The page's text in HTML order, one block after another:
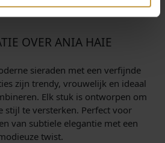
OVER ANIA HAIE
sieraden met een verfijnde
zijn trendy, vrouwelijk en ideaal
Elk stuk is ontworpen om
stijl te versterken. Perfect voor
van subtiele elegantie met een
twist.